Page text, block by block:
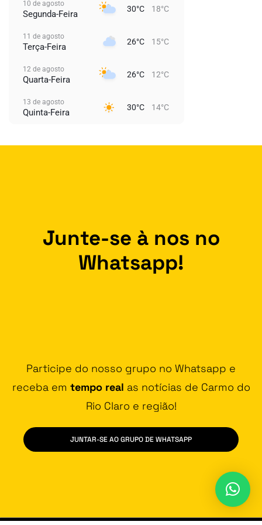
10 de agosto
Segunda-Feira 30°C 18°C
11 de agosto
Terça-Feira 26°C 15°C
12 de agosto
Quarta-Feira 26°C 12°C
13 de agosto
Quinta-Feira 30°C 14°C
Junte-se à nos no
Whatsapp!
Participe do nosso grupo no Whatsapp e
receba em tempo real as notícias de Carmo do
Rio Claro e região!
JUNTAR-SE AO GRUPO DE WHATSAPP